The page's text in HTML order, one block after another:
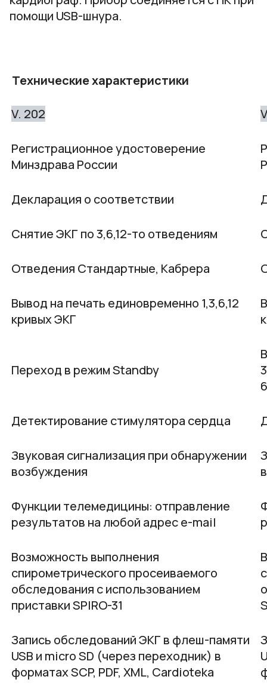
помощи USB-шнура.
Технические характеристики
V. 202
Регистрационное удостоверение
Минздрава России
Декларация о соответствии
Снятие ЭКГ по 3,6,12-то отведениям
Отведения Стандартные, Кабрера
Вывод на печать единовременно 1,3,6,12
кривых ЭКГ
Переход в режим Standby
Детектирование стимулятора сердца
Звуковая сигнализация при обнаружении
возбуждения
Функции телемедицины: отправление
результатов на любой адрес e-mail
Возможность выполнения
спирометрического просеиваемого
обследования с использованием
приставки SPIRO-31
Запись обследований ЭКГ в флеш-памяти
USB и micro SD (через переходник) в
форматах SCP, PDF, XML, Cardioteka